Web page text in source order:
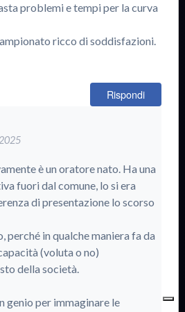
problemi e tempi per la curva
ricco di soddisfazioni.
Rispondi
è un oratore nato. Ha una
fuori dal comune, lo si era
di presentazione lo scorso
perché in qualche maniera fa da
(voluta o no)
della società.
genio per immaginare le